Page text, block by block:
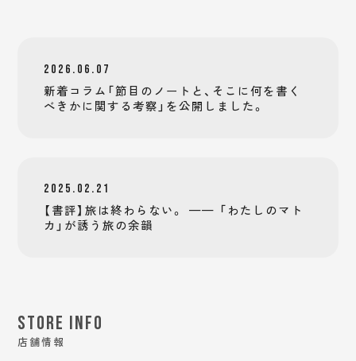
2026.06.07
新着コラム「節目のノートと、そこに何を書く
べきかに関する考察」を公開しました。
2025.02.21
【書評】旅は終わらない。 —— 「わたしのマト
カ」が誘う旅の余韻
STORE INFO
店舗情報